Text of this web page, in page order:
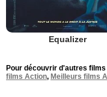
Equalizer
Pour découvrir d'autres films
films Action, Meilleurs films